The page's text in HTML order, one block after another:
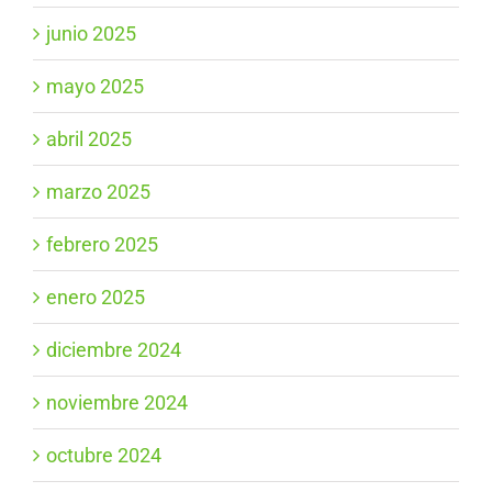
junio 2025
mayo 2025
abril 2025
marzo 2025
febrero 2025
enero 2025
diciembre 2024
noviembre 2024
octubre 2024